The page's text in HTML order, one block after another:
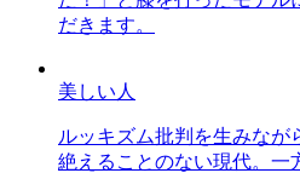
だきます。
美しい人
ルッキズム批判を生みなが
絶えることのない現代。一